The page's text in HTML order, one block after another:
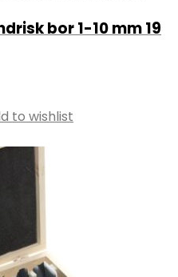
bor 1-10 mm 19
to wishlist